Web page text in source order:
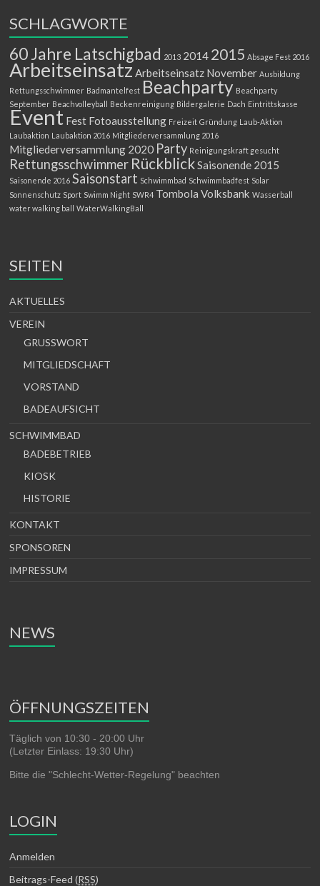
SCHLAGWORTE
60 Jahre Latschigbad 2013 2014 2015 Absage Fest 2016
ArbeitseinsatzArbeitseinsatz November Ausbildung
Rettungsschwimmer Badmantelfest Beachparty Beachparty
September Beachvolleyball Beckenreinigung Bildergalerie Dach Eintrittskasse
Event Fest Fotoausstellung Freizeit Gründung Laub-Aktion
Laubaktion Laubaktion 2016 Mitgliederversammlung 2016
Mitgliederversammlung 2020 Party Reinigungskraft gesucht
Rettungsschwimmer RückblickSaisonende 2015
Saisonende 2016 Saisonstart Schwimmbad Schwimmbadfest Solar
Sonnenschutz Sport Swimm Night SWR4 Tombola Volksbank Wasserball
water walking ball WaterWalkingBall
SEITEN
AKTUELLES
VEREIN
GRUSSWORT
MITGLIEDSCHAFT
VORSTAND
BADEAUFSICHT
SCHWIMMBAD
BADEBETRIEB
KIOSK
HISTORIE
KONTAKT
SPONSOREN
IMPRESSUM
NEWS
ÖFFNUNGSZEITEN
Täglich von 10:30 - 20:00 Uhr
(Letzter Einlass: 19:30 Uhr)
Bitte die "Schlecht-Wetter-Regelung" beachten
LOGIN
Anmelden
Beitrags-Feed (RSS)